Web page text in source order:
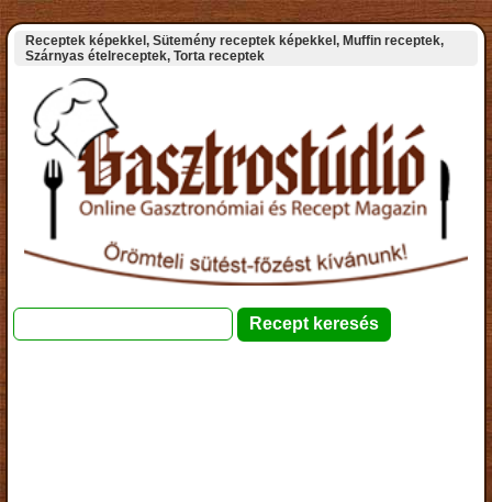
Receptek képekkel, Sütemény receptek képekkel, Muffin receptek,
Szárnyas ételreceptek, Torta receptek